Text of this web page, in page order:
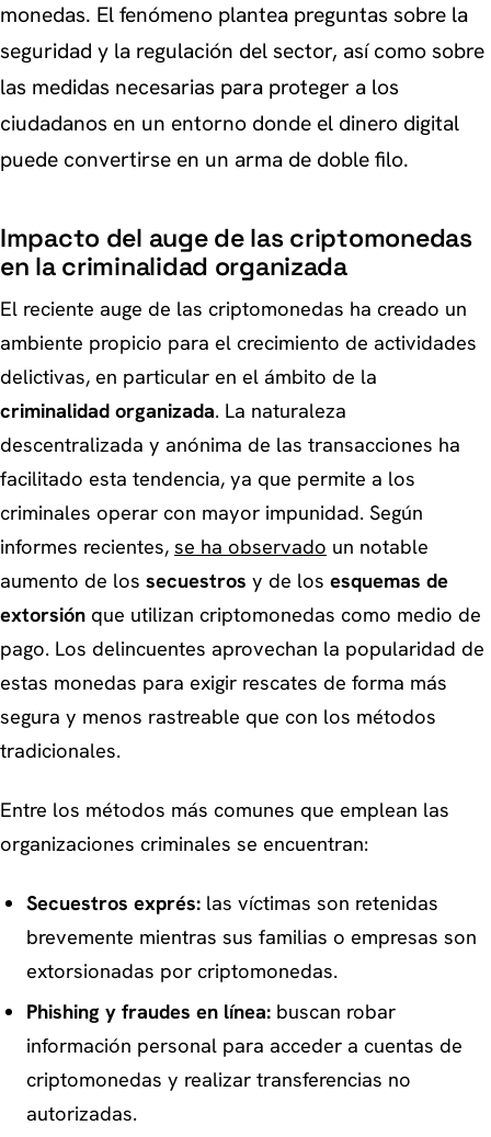
monedas. El fenómeno plantea preguntas sobre la
seguridad y la regulación del sector, así como sobre
las medidas necesarias para proteger a los
ciudadanos en un entorno donde el dinero digital
puede convertirse en un arma de doble filo.
Impacto del auge de las criptomonedas
en la criminalidad organizada
El reciente auge de las criptomonedas ha creado un
ambiente propicio para el crecimiento de actividades
delictivas, en particular en el ámbito de la
criminalidad organizada. La naturaleza
descentralizada y anónima de las transacciones ha
facilitado esta tendencia, ya que permite a los
criminales operar con mayor impunidad. Según
informes recientes, se ha observado un notable
aumento de los secuestros y de los esquemas de
extorsión que utilizan criptomonedas como medio de
pago. Los delincuentes aprovechan la popularidad de
estas monedas para exigir rescates de forma más
segura y menos rastreable que con los métodos
tradicionales.
Entre los métodos más comunes que emplean las
organizaciones criminales se encuentran:
Secuestros exprés:las víctimas son retenidas
brevemente mientras sus familias o empresas son
extorsionadas por criptomonedas.
Phishing y fraudes en línea:buscan robar
información personal para acceder a cuentas de
criptomonedas y realizar transferencias no
autorizadas.